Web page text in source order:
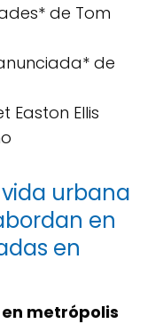
de Tom
de
Easton Ellis
urbana
en
en
metrópolis